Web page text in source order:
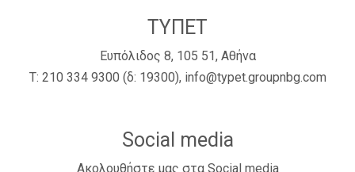
ΤΥΠΕΤ
Ευπόλιδος 8, 105 51, Αθήνα
Τ: 210 334 9300 (δ: 19300), info@typet.groupnbg.com
Social media
Ακολουθήστε μας στα Social media